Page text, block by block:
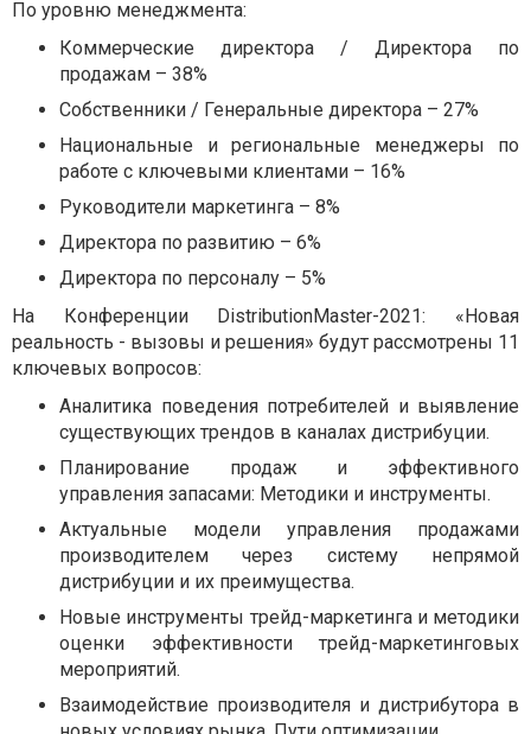
По уровню менеджмента:
Коммерческие директора / Директора по
продажам – 38%
Собственники / Генеральные директора – 27%
Национальные и региональные менеджеры по
работе с ключевыми клиентами – 16%
Руководители маркетинга – 8%
Директора по развитию – 6%
Директора по персоналу – 5%
На Конференции DistributionMaster-2021: «Новая
реальность - вызовы и решения» будут рассмотрены 11
ключевых вопросов:
Аналитика поведения потребителей и выявление
существующих трендов в каналах дистрибуции.
Планирование продаж и эффективного
управления запасами: Методики и инструменты.
Актуальные модели управления продажами
производителем через систему непрямой
дистрибуции и их преимущества.
Новые инструменты трейд-маркетинга и методики
оценки эффективности трейд-маркетинговых
мероприятий.
Взаимодействие производителя и дистрибутора в